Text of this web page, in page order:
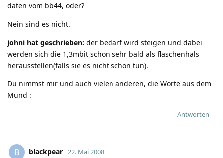
daten vom bb44, oder?
Nein sind es nicht.
johni hat geschrieben: der bedarf wird steigen und dabei
werden sich die 1,3mbit schon sehr bald als flaschenhals
herausstellen(falls sie es nicht schon tun).
Du nimmst mir und auch vielen anderen, die Worte aus dem
Mund :
Antworten
B blackpear 22. Mai 2008